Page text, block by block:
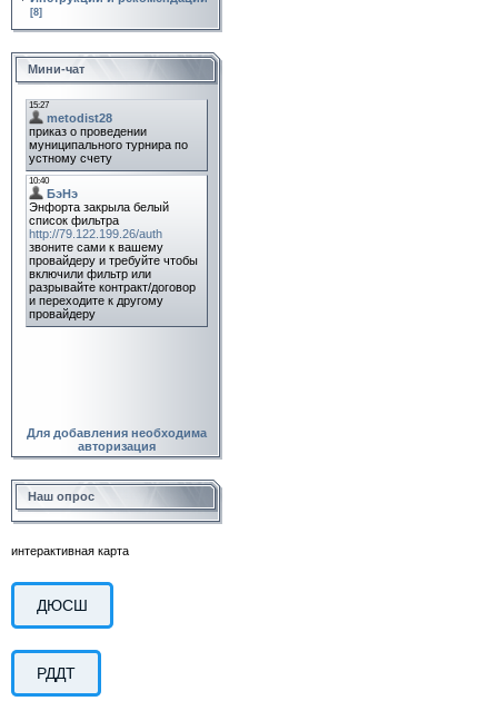
[8]
Мини-чат
Для добавления необходима
авторизация
Наш опрос
интерактивная карта
ДЮСШ
РДДТ